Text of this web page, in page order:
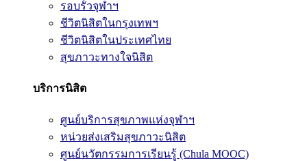
รอบรั้วจุฬาฯ
ชีวิตนิสิตในกรุงเทพฯ
ชีวิตนิสิตในประเทศไทย
สุขภาวะทางใจนิสิต
บริการนิสิต
ศูนย์บริการสุขภาพแห่งจุฬาฯ
หน่วยส่งเสริมสุขภาวะนิสิต
ศูนย์นวัตกรรมการเรียนรู้ (Chula MOOC)